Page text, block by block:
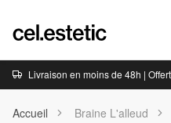
Livraison en moins de 48h |
Accueil Braine L'alleud